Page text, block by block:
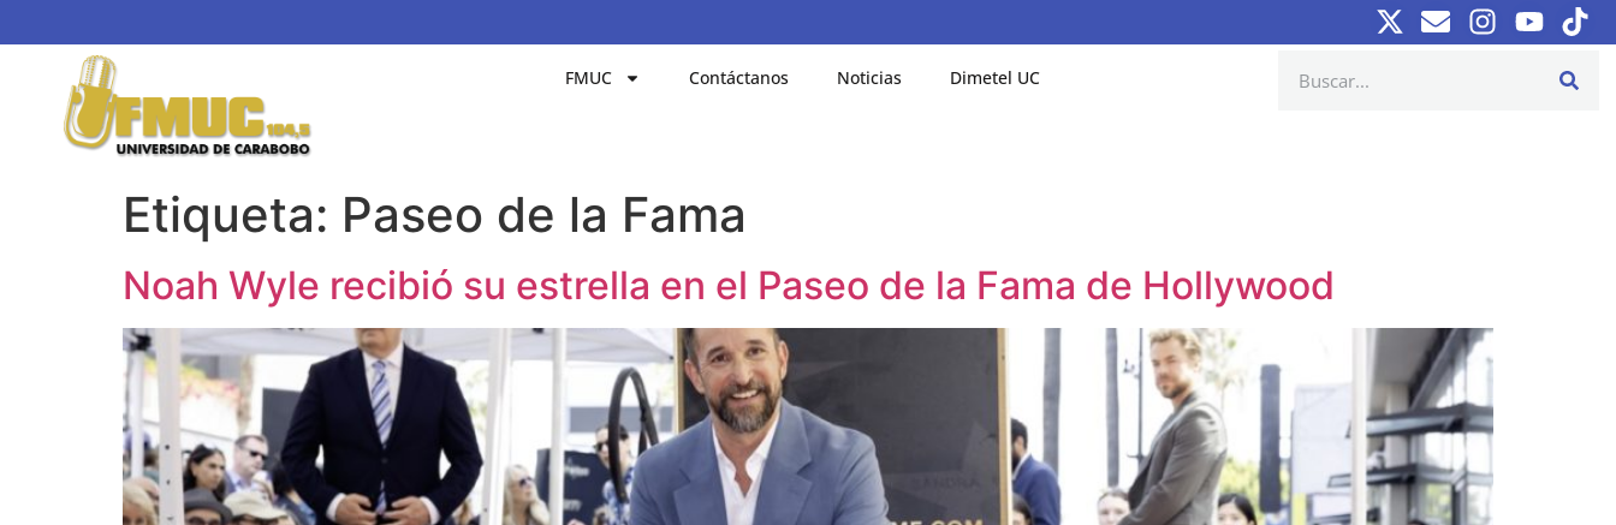
FMUC Contáctanos Noticias Dimetel UC
Etiqueta: Paseo de la Fama
Noah Wyle recibió su estrella en el Paseo de la Fama de Hollywood